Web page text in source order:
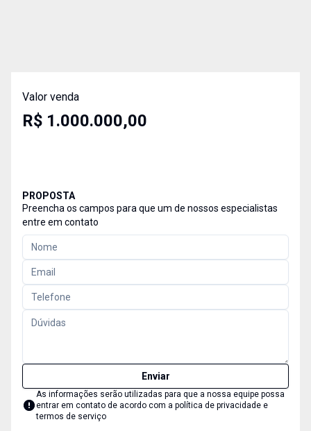
Valor venda
R$ 1.000.000,00
PROPOSTA
Preencha os campos para que um de nossos especialistas
entre em contato
Enviar
As informações serão utilizadas para que a nossa equipe possa
entrar em contato de acordo com a política de privacidade e
termos de serviço